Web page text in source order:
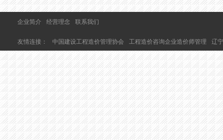
企业简介 经营理念 联系我们
友情连接： 中国建设工程造价管理协会 工程造价咨询企业造价师管理 辽